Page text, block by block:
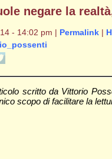
negare la
- 14:02 pm | Permalink|
scritto da Vittorio
scopo di facilitare la